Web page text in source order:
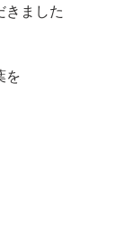
きました
を